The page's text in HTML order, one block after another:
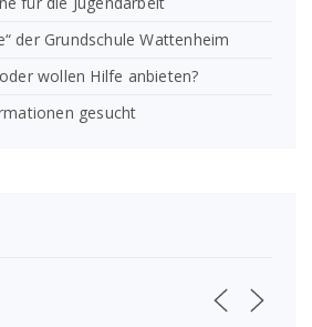
der Grundschule Wattenheim
wollen Hilfe anbieten?
gesucht